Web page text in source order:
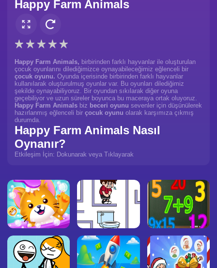
Happy Farm Animals
Happy Farm Animals, birbirinden farklı hayvanlar ile oluşturulan
çocuk oyunlarını dilediğimizce oynayabileceğimiz eğlenceli bir
çocuk oyunu. Oyunda içerisinde birbirinden farklı hayvanlar
kullanılarak oluşturulmuş oyunlar var. Bu oyunları dilediğimiz
şekilde oynayabiliyoruz. Bir oyundan sıkılarak diğer oyuna
geçebiliyor ve uzun süreler boyunca bu maceraya ortak oluyoruz.
Happy Farm Animals biz beceri oyunu sevenler için düşünülerek
hazırlanmış eğlenceli bir çocuk oyunu olarak karşımıza çıkmış
durumda.
Happy Farm Animals Nasıl
Oynanır?
Etkileşim İçin: Dokunarak veya Tıklayarak